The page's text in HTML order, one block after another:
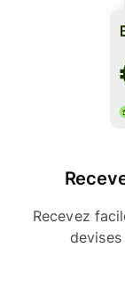
Recevez